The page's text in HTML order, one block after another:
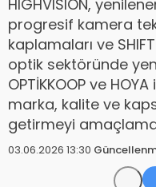
HIGHVISION,
progresif kamera
kaplamaları ve
optik sektöründe
OPTİKKOOP ve
marka, kalite ve
getirmeyi
03.06.2026 13:30